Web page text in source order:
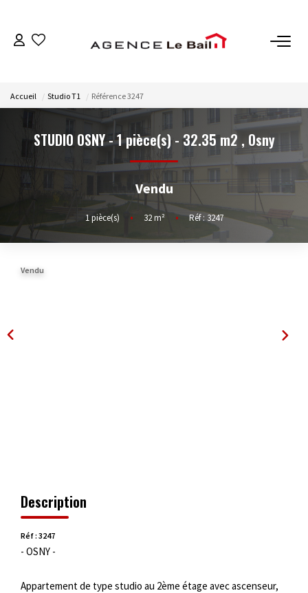
ESTIMATION
LOCATIONS
GESTION
Espace Propriétaire
Accueil Studio T1 Référence 3247
STUDIO OSNY - 1 pièce(s) - 32.35 m2 , Osny
Vendu
1pièce(s) • 32m² • Réf : 3247
Vendu
Description
Réf : 3247
- OSNY -
Appartement de type studio au 2ème étage avec ascenseur,